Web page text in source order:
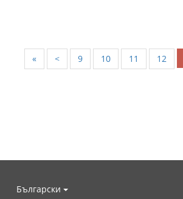
« < 9 10 11 12
Български